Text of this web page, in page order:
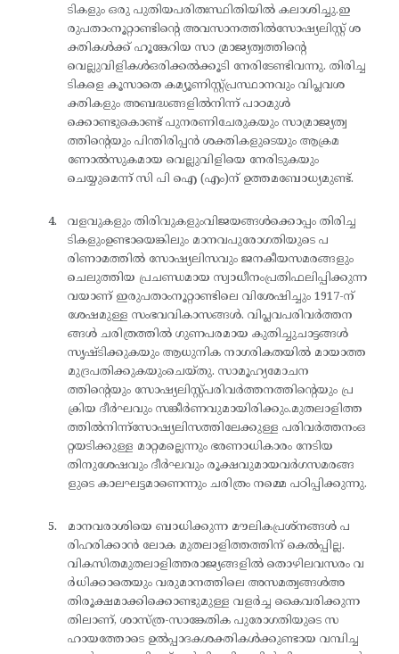
ടികളും ഒരു പുതിയപരിതഃസ്ഥിതിയിൽ കലാശിച്ചു.ഇ
രുപതാംനൂറ്റാണ്ടിന്റെ അവസാനത്തിൽസോഷ്യലിസ്റ്റ് ശ
ക്തികൾക്ക് ഹൂങ്കേറിയ സാ മ്രാജ്യത്വത്തിന്റെ
വെല്ലുവിളികൾഒരിക്കൽക്കൂടി നേരിടേണ്ടിവന്നു. തിരിച്ച
ടികളെ കൂസാതെ കമ്യൂണിസ്റ്റ്പ്രസ്ഥാനവും വിപ്ലവശ
ക്തികളും അബദ്ധങ്ങളിൽനിന്ന് പാഠമുൾ
ക്കൊണ്ടുകൊണ്ട് പുനരണിചേരുകയും സാമ്രാജ്യത്വ
ത്തിന്റെയും പിന്തിരിപ്പൻ ശക്തികളുടെയും ആക്രമ
ണോൽസുകമായ വെല്ലുവിളിയെ നേരിടുകയും
ചെയ്യുമെന്ന് സി പി ഐ (എം)ന് ഉത്തമബോധ്യമുണ്ട്.
വളവുകളും തിരിവുകളുംവിജയങ്ങൾക്കൊപ്പം തിരിച്ച
ടികളുംഉണ്ടായെങ്കിലും മാനവപുരോഗതിയുടെ പ
രിണാമത്തിൽ സോഷ്യലിസവും ജനകീയസമരങ്ങളും
ചെലുത്തിയ പ്രചണ്ഡമായ സ്വാധീനംപ്രതിഫലിപ്പിക്കുന്ന
വയാണ് ഇരുപതാംനൂറ്റാണ്ടിലെ വിശേഷിച്ചും 1917-ന്
ശേഷമുള്ള സംഭവവികാസങ്ങൾ. വിപ്ലവപരിവർത്തന
ങ്ങൾ ചരിത്രത്തിൽ ഗുണപരമായ കുതിച്ചുചാട്ടങ്ങൾ
സൃഷ്ടിക്കുകയും ആധുനിക നാഗരികതയിൽ മായാത്ത
മുദ്രപതിക്കുകയുംചെയ്തു. സാമൂഹ്യമോചന
ത്തിന്റെയും സോഷ്യലിസ്റ്റ്പരിവർത്തനത്തിന്റെയും പ്ര
ക്രിയ ദീർഘവും സങ്കീർണവുമായിരിക്കും.മുതലാളിത്ത
ത്തിൽനിന്ന്സോഷ്യലിസത്തിലേക്കുള്ള പരിവർത്തനംഒ
റ്റയടിക്കുള്ള മാറ്റമല്ലെന്നും ഭരണാധികാരം നേടിയ
തിനുശേഷവും ദീർഘവും രൂക്ഷവുമായവർഗസമരങ്ങ
ളുടെ കാലഘട്ടമാണെന്നും ചരിത്രം നമ്മെ പഠിപ്പിക്കുന്നു.
മാനവരാശിയെ ബാധിക്കുന്ന മൗലികപ്രശ്‌നങ്ങൾ പ
രിഹരിക്കാൻ ലോക മുതലാളിത്തത്തിന് കെൽപ്പില്ല.
വികസിതമുതലാളിത്തരാജ്യങ്ങളിൽ തൊഴിലവസരം വ
ർധിക്കാതെയും വരുമാനത്തിലെ അസമത്വങ്ങൾഅ
തിരൂക്ഷമാക്കിക്കൊണ്ടുമുള്ള വളർച്ച കൈവരിക്കുന്ന
തിലാണ്, ശാസ്ത്ര-സാങ്കേതിക പുരോഗതിയുടെ സ
ഹായത്തോടെ ഉൽപ്പാദകശക്തികൾക്കുണ്ടായ വമ്പിച്ച